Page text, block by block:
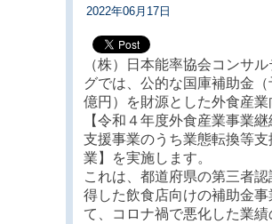
2022年06月17日
（株）日本能率協会コンサ
グでは、公的な国庫補助金
億円）を財源とした外食産業
【令和４年度外食産業事業継
支援事業のうち業態転換等支
業】を実施します。
これは、都道府県の第三者認
得した飲食店向けの補助金事
て、コロナ禍で悪化した業績